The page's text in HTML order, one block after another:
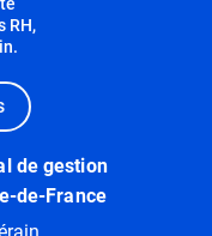
RH,
de gestion
de-France